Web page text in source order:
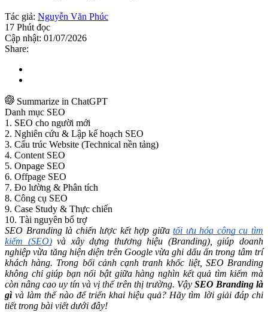
Tác giả: Nguyễn Văn Phúc
17 Phút đọc
Cập nhật: 01/07/2026
Share:
Summarize in ChatGPT
Danh mục SEO
1. SEO cho người mới
2. Nghiên cứu & Lập kế hoạch SEO
3. Cấu trúc Website (Technical nền tảng)
4. Content SEO
5. Onpage SEO
6. Offpage SEO
7. Đo lường & Phân tích
8. Công cụ SEO
9. Case Study & Thực chiến
10. Tài nguyên bổ trợ
SEO Branding là chiến lược kết hợp giữatối ưu hóa công cụ tìm
kiếm (SEO)và xây dựng thương hiệu (Branding), giúp doanh
nghiệp vừa tăng hiện diện trên Google vừa ghi dấu ấn trong tâm trí
khách hàng. Trong bối cảnh cạnh tranh khốc liệt, SEO Branding
không chỉ giúp bạn nổi bật giữa hàng nghìn kết quả tìm kiếm mà
còn nâng cao uy tín và vị thế trên thị trường. Vậy SEO Branding là
gì và làm thế nào để triển khai hiệu quả? Hãy tìm lời giải đáp chi
tiết trong bài viết dưới đây!